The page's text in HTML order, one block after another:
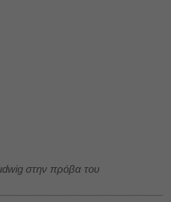
στην πρόβα του